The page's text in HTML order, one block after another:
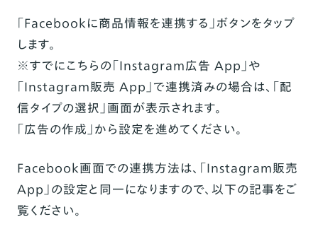
「Facebookに商品情報を連携する」ボタンをタップ
します。
※すでにこちらの「Instagram広告 App」や
「Instagram販売 App」で連携済みの場合は、「配
信タイプの選択」画面が表示されます。
「広告の作成 」から設定を進めてください。
Facebook画面での連携方法は、「Instagram販売
App」の設定と同一になりますので、以下の記事をご
覧ください。